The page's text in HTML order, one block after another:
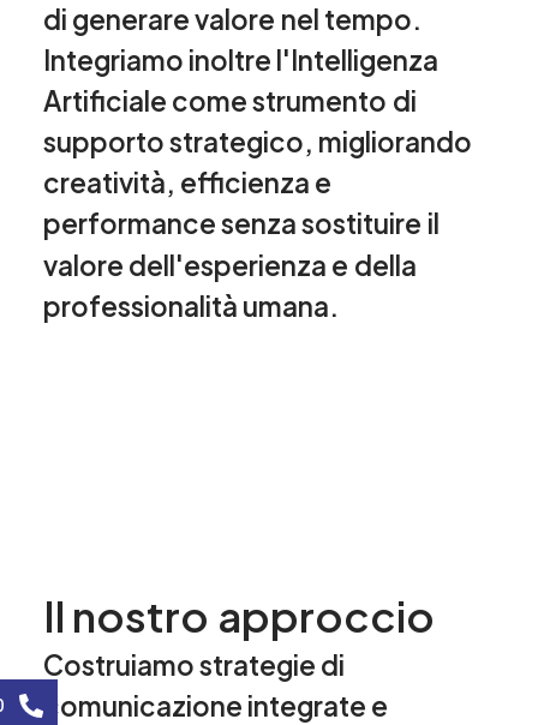
di generarevalore nel tempo.
Integriamo inoltre l'Intelligenza
Artificiale comestrumento di
supportostrategico, migliorando
creatività, efficienza e
performancesenzasostituire il
valore dell'esperienza e della
professionalità umana.
Il nostro approccio
Costruiamostrategie di
comunicazione integrate e